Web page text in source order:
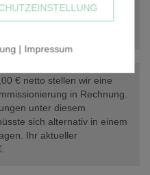
| Impressum
€ netto stellen wir eine
in Rechnung.
unter diesem
sich alternativ in einem
Ihr aktueller